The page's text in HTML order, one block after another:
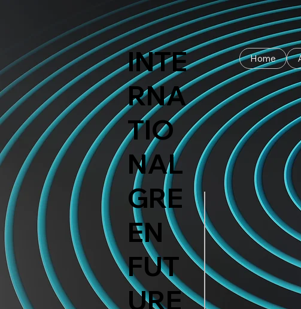
INTE
RNA
TIO
NAL
GRE
EN
FUT
URE
Home